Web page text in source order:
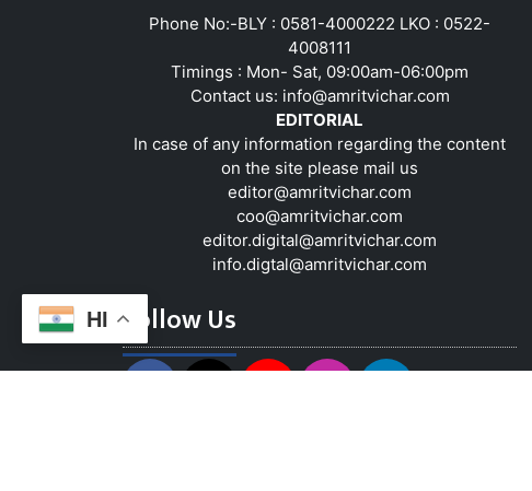
HI
Phone No:-BLY : 0581-4000222 LKO : 0522-
4008111
Timings : Mon- Sat, 09:00am-06:00pm
Contact us: info@amritvichar.com
EDITORIAL
In case of any information regarding the content
on the site please mail us
editor@amritvichar.com
coo@amritvichar.com
editor.digital@amritvichar.com
info.digtal@amritvichar.com
Follow Us